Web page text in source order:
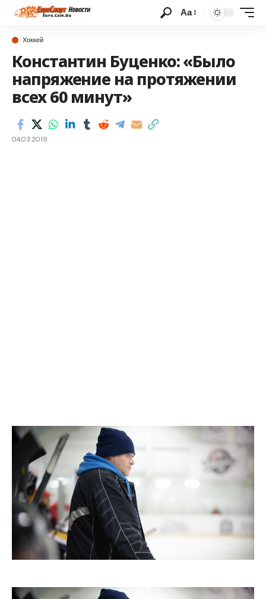
Аа
Хоккей
Константин Буценко: «Было
напряжение на протяжении
всех 60 минут»
04.03.2019